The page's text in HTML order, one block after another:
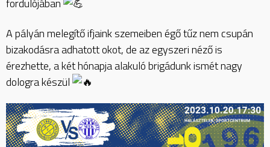
fordulójában
A pályán melegítő ifjaink szemeiben égő tűz nem csupán
bizakodásra adhatott okot, de az egyszeri néző is
érezhette, a két hónapja alakuló brigádunk ismét nagy
dologra készül